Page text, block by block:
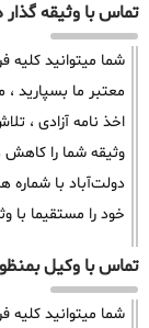
تماس با وثیقه گذار
شما میتوانید کلیه
معتبر ما بسپارید
اخذ نامه آزادی ،
وثیقه شما را کاهش
دولت‌آباد با
خود را مستقیما با
تماس با وکیل
شما میتوانید کلیه